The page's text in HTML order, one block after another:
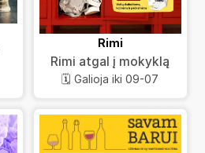
Rimi
Rimi atgal į mokyklą
🗓️ Galioja iki 09-07